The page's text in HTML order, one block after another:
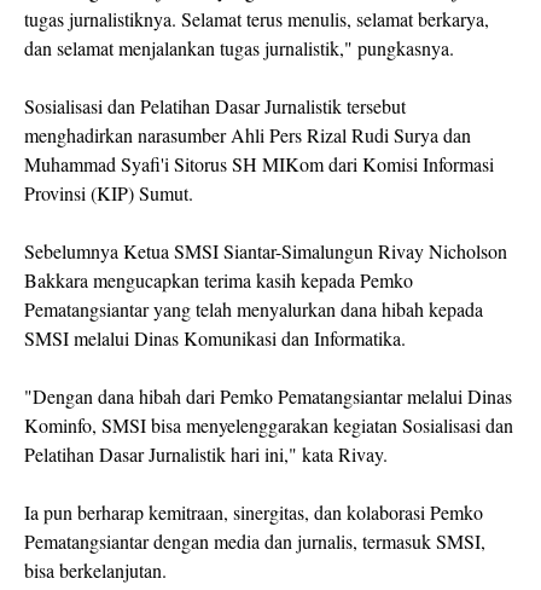
tugas jurnalistiknya. Selamat terus menulis, selamat berkarya,
dan selamat menjalankan tugas jurnalistik," pungkasnya.
Sosialisasi dan Pelatihan Dasar Jurnalistik tersebut
menghadirkan narasumber Ahli Pers Rizal Rudi Surya dan
Muhammad Syafi'i Sitorus SH MIKom dari Komisi Informasi
Provinsi (KIP) Sumut.
Sebelumnya Ketua SMSI Siantar-Simalungun Rivay Nicholson
Bakkara mengucapkan terima kasih kepada Pemko
Pematangsiantar yang telah menyalurkan dana hibah kepada
SMSI melalui Dinas Komunikasi dan Informatika.
"Dengan dana hibah dari Pemko Pematangsiantar melalui Dinas
Kominfo, SMSI bisa menyelenggarakan kegiatan Sosialisasi dan
Pelatihan Dasar Jurnalistik hari ini," kata Rivay.
Ia pun berharap kemitraan, sinergitas, dan kolaborasi Pemko
Pematangsiantar dengan media dan jurnalis, termasuk SMSI,
bisa berkelanjutan.